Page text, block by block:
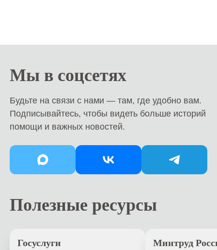
Мы в соцсетях
Будьте на связи с нами — там, где удобно вам.
Подписывайтесь, чтобы видеть больше историй
помощи и важных новостей.
Полезные ресурсы
Госуслуги Минтруд